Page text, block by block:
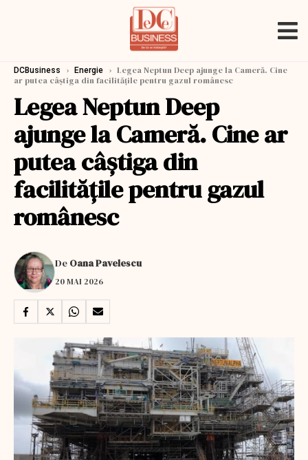
DCBusiness › Energie › Legea Neptun Deep ajunge la Cameră. Cine
ar putea câștiga din facilitățile pentru gazul românesc
Legea Neptun Deep
ajunge la Cameră. Cine ar
putea câștiga din
facilitățile pentru gazul
românesc
De Oana Pavelescu
20 MAI 2026